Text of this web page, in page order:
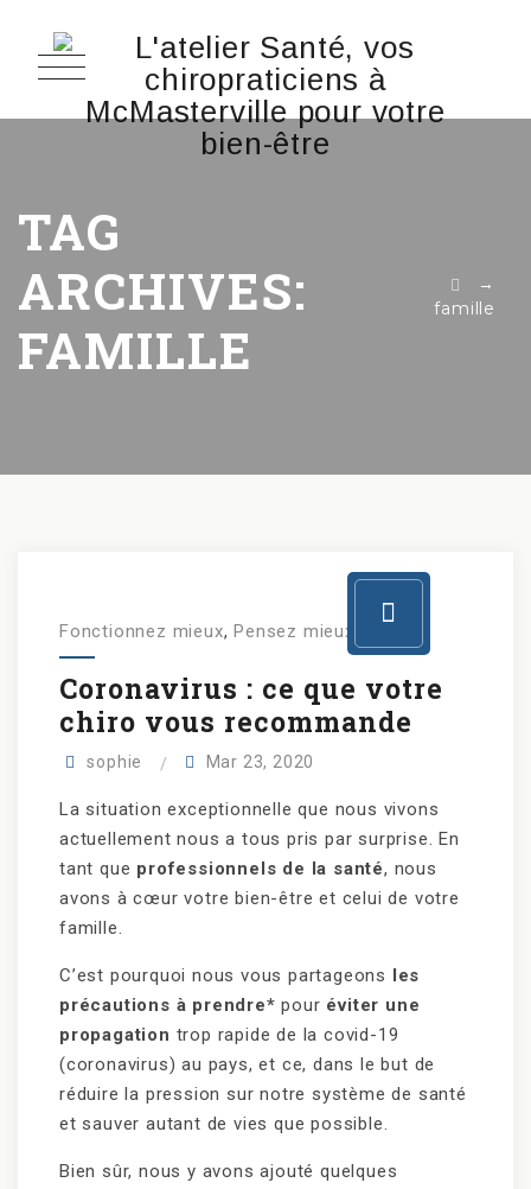
TAG
ARCHIVES:
FAMILLE
→
famille
Fonctionnez mieux,Pensez mieux
Coronavirus : ce que votre
chiro vous recommande
sophie Mar 23, 2020
La situation exceptionnelle que nous vivons
actuellement nous a tous pris par surprise. En
tant que professionnels de la santé, nous
avons à cœur votre bien-être et celui de votre
famille.
C’est pourquoi nous vous partageons les
précautions à prendre* pour éviter une
propagation trop rapide de la covid-19
(coronavirus) au pays, et ce, dans le but de
réduire la pression sur notre système de santé
et sauver autant de vies que possible.
Bien sûr, nous y avons ajouté quelques